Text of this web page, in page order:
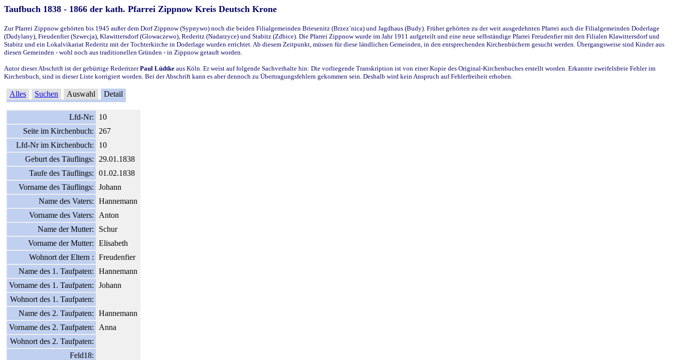
Taufbuch 1838 - 1866 der kath. Pfarrei Zippnow Kreis Deutsch Krone
Zur Pfarrei Zippnow gehörten bis 1945 außer dem Dorf Zippnow (Sypnywo) noch die beiden Filialgemeinden Briesenitz (Brzez`nica) und Jagdhaus (Budy). Früher gehörten zu der weit ausgedehnten Pfarrei auch die Filialgemeinden Doderlage
(Dudylany), Freudenfier (Szwecja), Klawittersdorf (Glowaczewo), Rederitz (Nadarzyce) und Stabitz (Zdbice). Die Pfarrei Zippnow wurde im Jahr 1911 aufgeteilt und eine neue selbständige Pfarrei Freudenfier mit den Filialen Klawittersdorf und
Stabitz und ein Lokalvikariat Rederitz mit der Tochterkirche in Doderlage wurden errichtet. Ab diesem Zeitpunkt, müssen für diese ländlichen Gemeinden, in den entsprechenden Kirchenbüchern gesucht werden. Übergangsweise sind Kinder aus
diesen Gemeinden - wohl noch aus traditionellen Gründen - in Zippnow getauft worden.
Autor dieser Abschrift ist der gebürtige RederitzerPaul Lüdtke aus Köln. Er weist auf folgende Sachverhalte hin: Die vorliegende Transkription ist von einer Kopie des Original-Kirchenbuches erstellt worden. Erkannte zweifelsfreie Fehler im
Kirchenbuch, sind in dieser Liste korrigiert worden. Bei der Abschrift kann es aber dennoch zu Übertragungsfehlern gekommen sein. Deshalb wird kein Anspruch auf Fehlerfreiheit erhoben.
Alles Suchen Auswahl Detail
Lfd-Nr:
10
Seite im Kirchenbuch:
267
Lfd-Nr im Kirchenbuch:
10
Geburt des Täuflings:
29.01.1838
Taufe des Täuflings:
01.02.1838
Vorname des Täuflings:
Johann
Name des Vaters:
Hannemann
Vorname des Vaters:
Anton
Name der Mutter:
Schur
Vorname der Mutter:
Elisabeth
Wohnort der Eltern :
Freudenfier
Name des 1. Taufpaten:
Hannemann
Vorname des 1. Taufpaten:
Johann
Wohnort des 1. Taufpaten:
Name des 2. Taufpaten:
Hannemann
Vorname des 2. Taufpaten:
Anna
Wohnort des 2. Taufpaten:
Feld18: